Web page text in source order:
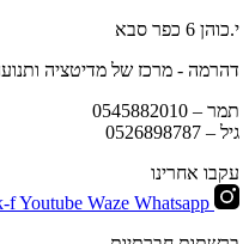
י.כוהן 6 כפר סבא
דהרמה - מרכז של מדיטציה
תמר – 0545882010
גיל – 0526898787
עקבו אחרינו
fYoutube Waze Whatsapp